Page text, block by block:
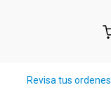
Revisa tus ordenes